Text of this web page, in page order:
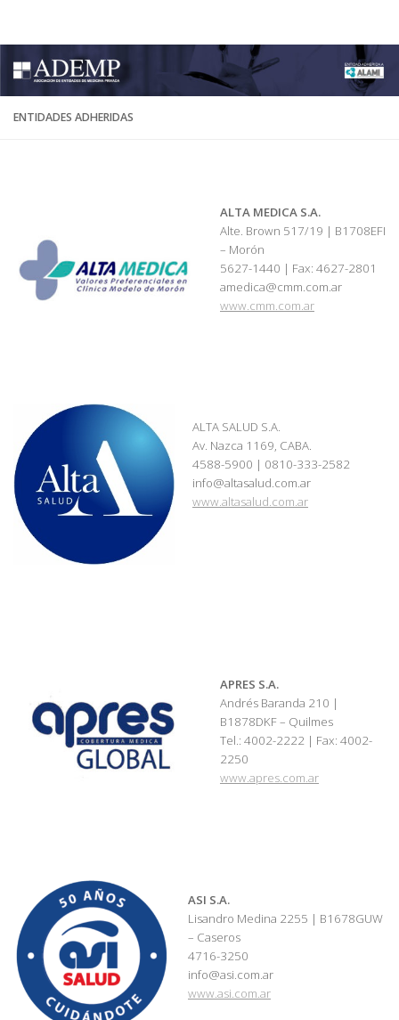
ENTIDADES ADHERIDAS
ALTA MEDICA S.A.
Alte. Brown 517/19 | B1708EFI
– Morón
5627-1440 | Fax: 4627-2801
amedica@cmm.com.ar
www.cmm.com.ar
ALTA SALUD S.A.
Av. Nazca 1169, CABA.
4588-5900 | 0810-333-2582
info@altasalud.com.ar
www.altasalud.com.ar
APRES S.A.
Andrés Baranda 210 |
B1878DKF – Quilmes
Tel.: 4002-2222 | Fax: 4002-
2250
www.apres.com.ar
ASI S.A.
Lisandro Medina 2255 | B1678GUW
– Caseros
4716-3250
info@asi.com.ar
www.asi.com.ar